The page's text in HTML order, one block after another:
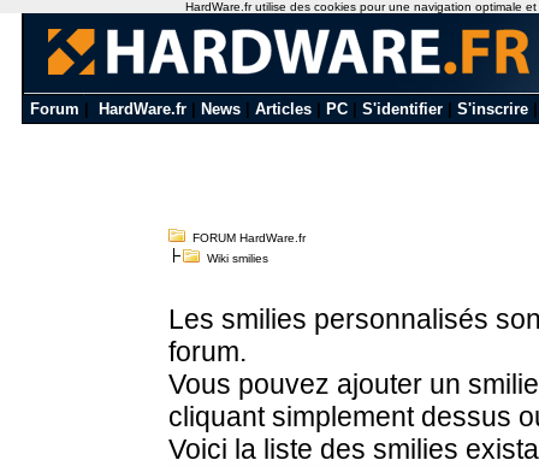
Forum HardWare.fr News Articles PC S'identifier S'inscrire
FORUM HardWare.fr
Wiki smilies
Les smilies personnalisés
forum.
Vous pouvez ajouter un
cliquant simplement dessus
Voici la liste des smilies
HardWare.fr utilise des cookies pour une navigation optimale